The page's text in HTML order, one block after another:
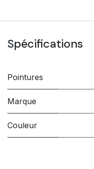
Spécifications
Pointures
Marque
Couleur